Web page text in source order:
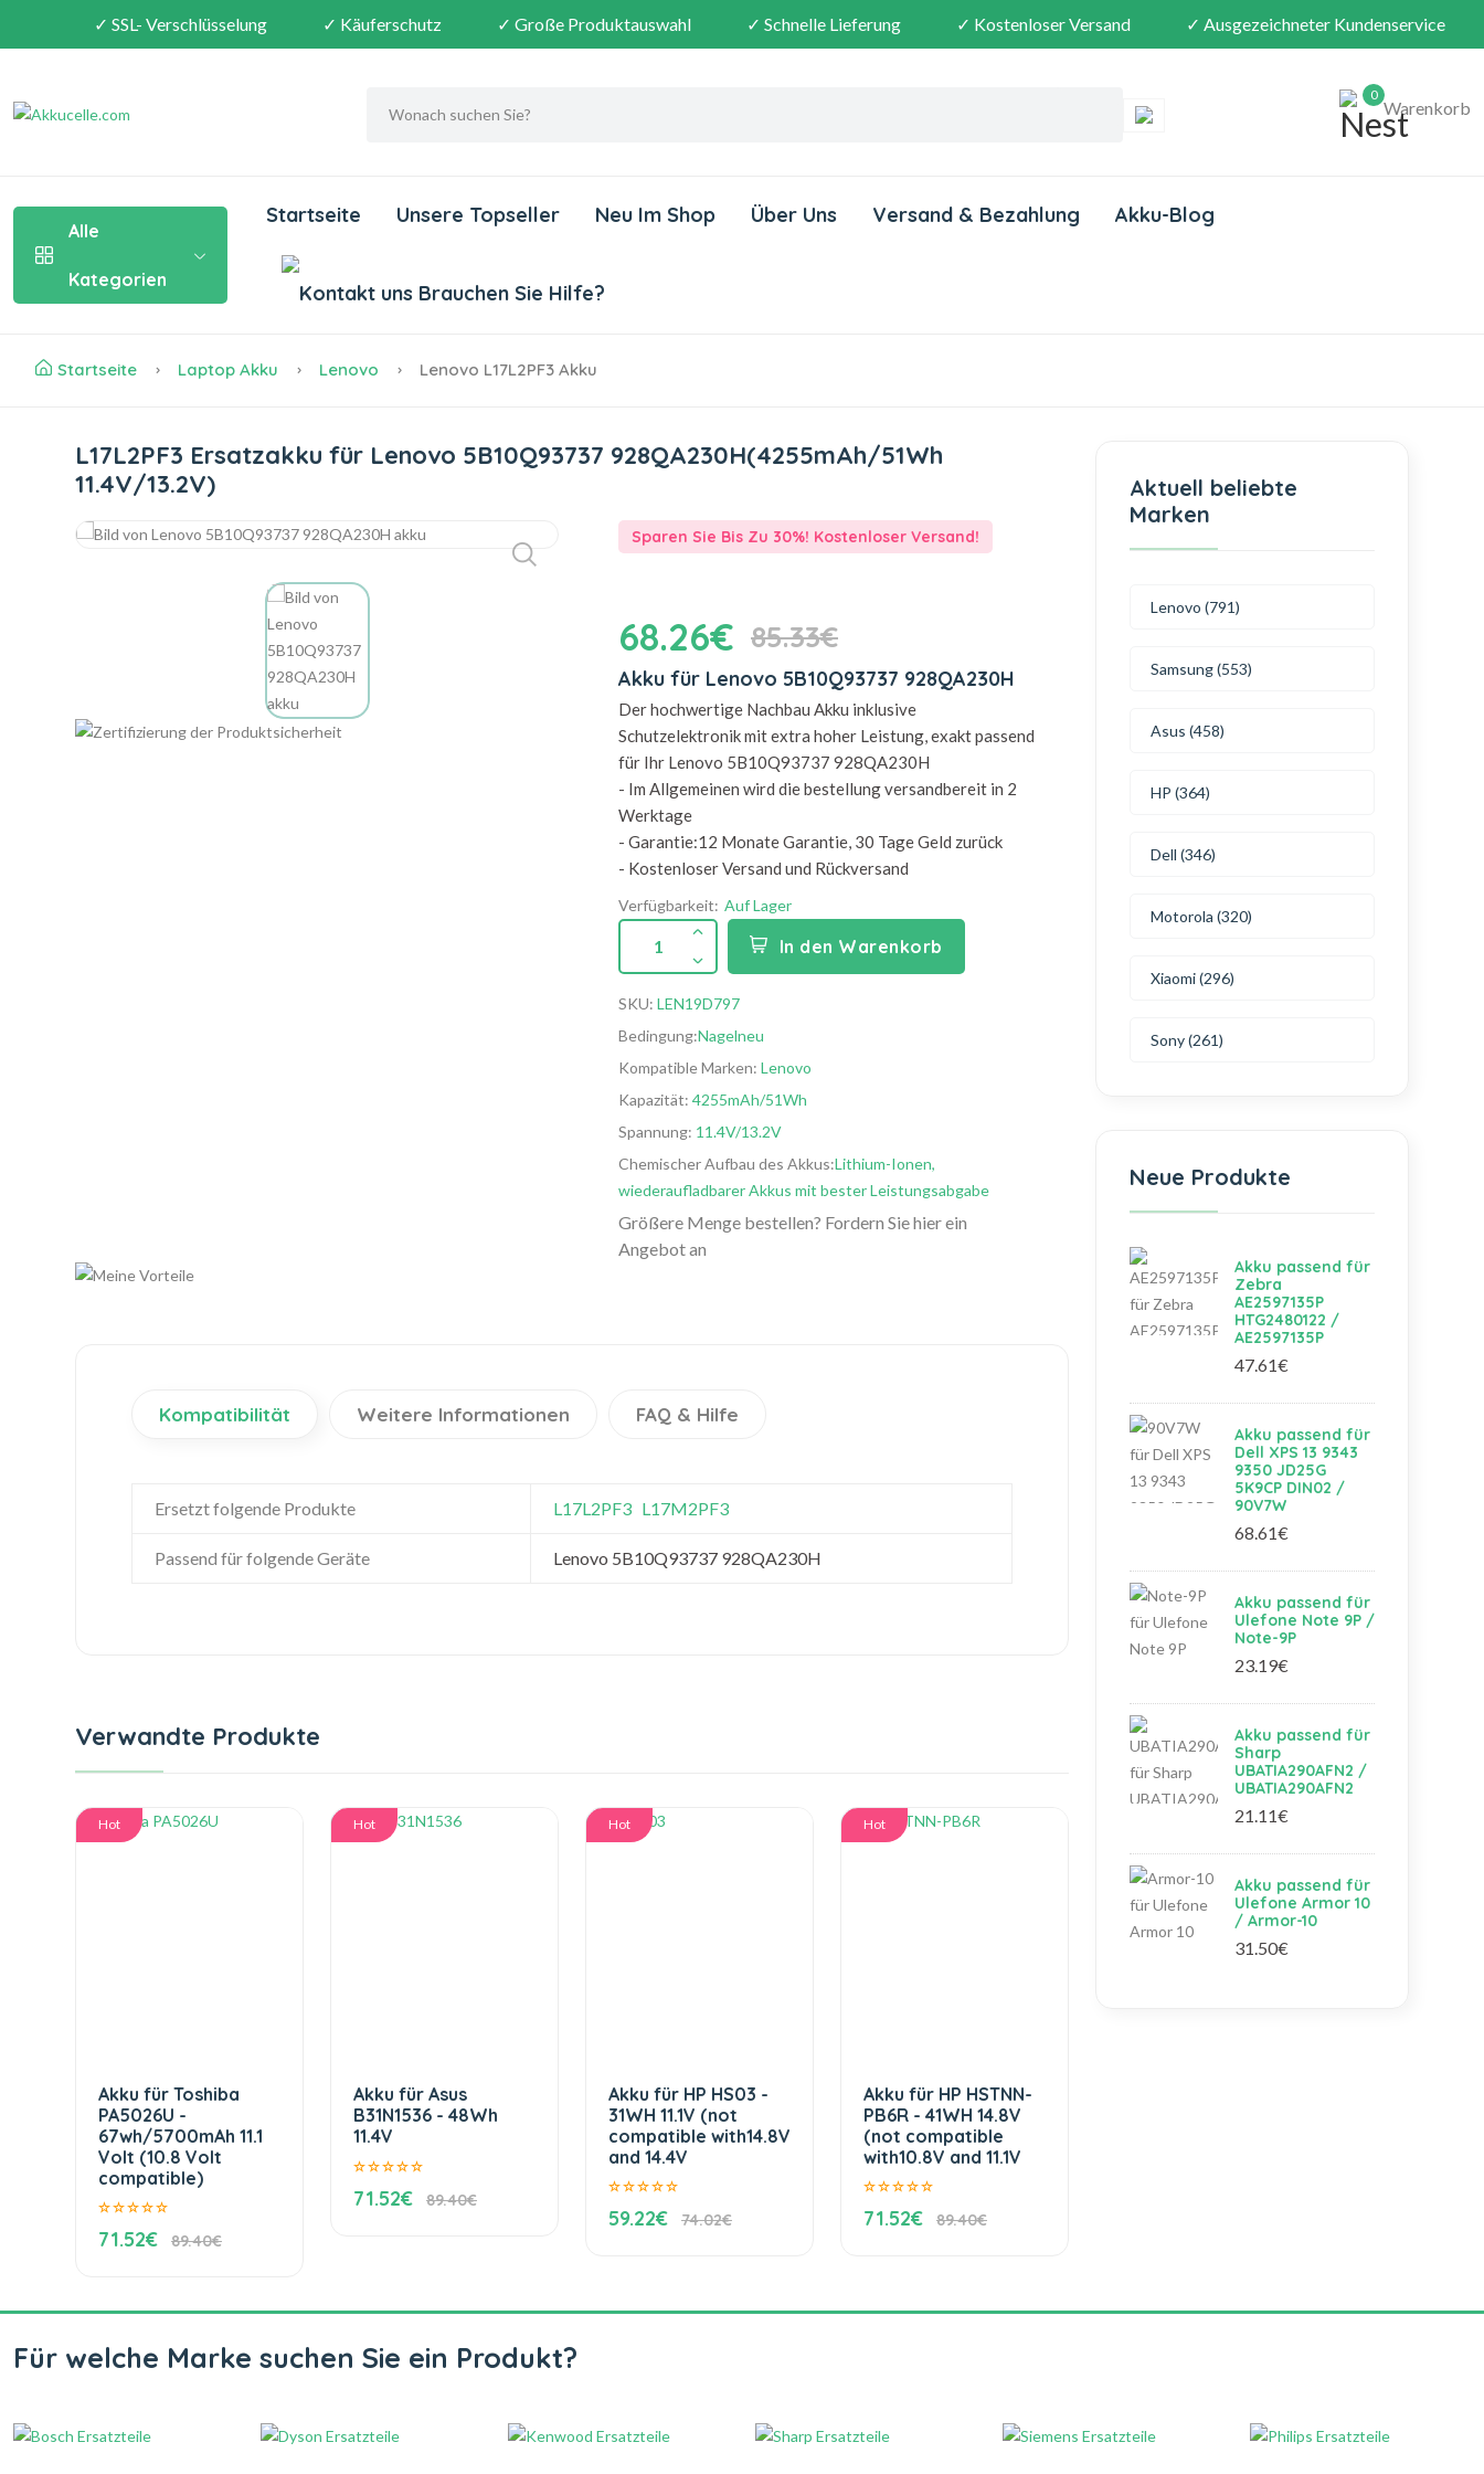
✓ SSL- Verschlüsselung ✓ Käuferschutz ✓ Große Produktauswahl ✓ Schnelle Lieferung ✓ Kostenloser Versand ✓ Ausgezeichneter Kundenservice
0
Warenkorb
Alle
Kategorien
Startseite Unsere Topseller Neu Im Shop Über Uns Versand & Bezahlung Akku-Blog
Brauchen Sie Hilfe?
Startseite Laptop Akku Lenovo Lenovo L17L2PF3 Akku
L17L2PF3 Ersatzakku für Lenovo 5B10Q93737 928QA230H(4255mAh/51Wh
11.4V/13.2V)
Sparen Sie Bis Zu 30%! Kostenloser Versand!
68.26€ 85.33€
Akku für Lenovo 5B10Q93737 928QA230H
Der hochwertige Nachbau Akku inklusive
Schutzelektronik mit extra hoher Leistung, exakt passend
für Ihr Lenovo 5B10Q93737 928QA230H
- Im Allgemeinen wird die bestellung versandbereit in 2
Werktage
- Garantie:12 Monate Garantie, 30 Tage Geld zurück
- Kostenloser Versand und Rückversand
Verfügbarkeit: Auf Lager
1 In den Warenkorb
SKU: LEN19D797
Bedingung:Nagelneu
Kompatible Marken: Lenovo
Kapazität: 4255mAh/51Wh
Spannung: 11.4V/13.2V
Chemischer Aufbau des Akkus:Lithium-Ionen,
wiederaufladbarer Akkus mit bester Leistungsabgabe
Größere Menge bestellen? Fordern Sie hier ein
Angebot an
Kompatibilität Weitere Informationen FAQ & Hilfe
Ersetzt folgende Produkte L17L2PF3 L17M2PF3
Passend für folgende Geräte Lenovo 5B10Q93737 928QA230H
Verwandte Produkte
Hot
Akku für Toshiba
PA5026U -
67wh/5700mAh 11.1
Volt (10.8 Volt
compatible)
71.52€ 89.40€
Hot
Akku für Asus
B31N1536 - 48Wh
11.4V
71.52€ 89.40€
Hot
Akku für HP HS03 -
31WH 11.1V (not
compatible with14.8V
and 14.4V
59.22€ 74.02€
Hot
Akku für HP HSTNN-
PB6R - 41WH 14.8V
(not compatible
with10.8V and 11.1V
71.52€ 89.40€
Aktuell beliebte
Marken
Lenovo (791)
Samsung (553)
Asus (458)
HP (364)
Dell (346)
Motorola (320)
Xiaomi (296)
Sony (261)
Neue Produkte
Akku passend für
Zebra
AE2597135P
HTG2480122 /
AE2597135P
47.61€
Akku passend für
Dell XPS 13 9343
9350 JD25G
5K9CP DIN02 /
90V7W
68.61€
Akku passend für
Ulefone Note 9P /
Note-9P
23.19€
Akku passend für
Sharp
UBATIA290AFN2 /
UBATIA290AFN2
21.11€
Akku passend für
Ulefone Armor 10
/ Armor-10
31.50€
Für welche Marke suchen Sie ein Produkt?